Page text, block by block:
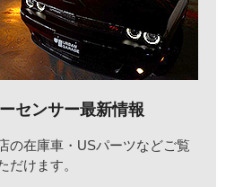
センサー最新情報
の在庫車・USパーツなどご覧
だけます。